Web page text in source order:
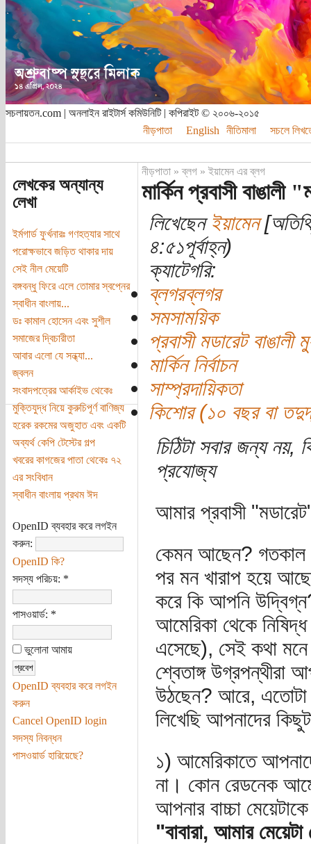
সচলায়তন.com | অনলাইন রাইটার্স কমিউনিটি | কপিরাইট © ২০০৬-২০১৫
নীড়পাতা
English নীতিমালা সচলে
লেখকের অন্যান্য
লেখা
ইর্মগার্ড ফুর্খনারঃ গণহত্যার সাথে
পরোক্ষভাবে জড়িত থাকার দায়
সেই নীল মেয়েটি
বঙ্গবন্ধু ফিরে এলে তোমার স্বপ্নের
স্বাধীন বাংলায়...
ডঃ কামাল হোসেন এবং সুশীল
সমাজের দ্বিচারীতা
আবার এলো যে সন্ধ্যা...
জ্বলন
সংবাদপত্রের আর্কাইভ থেকেঃ
মুক্তিযুদ্ধ নিয়ে কুরুচিপূর্ণ বাণিজ্য
হরেক রকমের অজুহাত এবং একটি
অব্যর্থ কেপি টেস্টের গল্প
খবরের কাগজের পাতা থেকেঃ ৭২
এর সংবিধান
স্বাধীন বাংলায় প্রথম ঈদ
OpenID ব্যবহার করে লগইন
করুন:
OpenID কি?
সদস্য পরিচয়: *
পাসওয়ার্ড: *
ভুলোনা আমায়
OpenID ব্যবহার করে লগইন
করুন
Cancel OpenID login
সদস্য নিবন্ধন
পাসওয়ার্ড হারিয়েছে?
নীড়পাতা»ব্লগ» ইয়ামেন এর ব্লগ
মার্কিন প্রবাসী
লিখেছেনইয়ামেন
৪:৫১পূর্বাহ্ন)
ক্যাটেগরি:
ব্লগরব্লগর
সমসাময়িক
প্রবাসী মডারেট বাঙালী
মার্কিন নির্বাচন
সাম্প্রদায়িকতা
কিশোর (১০ বছর বা
চিঠিটা সবার জন্য নয়,
প্রযোজ্য
আমার প্রবাসী
কেমন আছেন? গতকাল
পর মন খারাপ হয়ে
করে কি আপনি
আমেরিকা থেকে
এসেছে), সেই কথা মনে
শ্বেতাঙ্গ উগ্রপন্থীরা
উঠছেন? আরে, এতোটা
লিখেছি আপনাদের
১) আমেরিকাতে
না। কোন রেডনেক
আপনার বাচ্চা
"বাবারা, আমার